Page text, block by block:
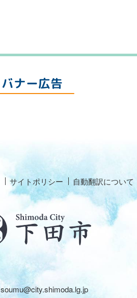
バナー広告
サイトポリシー 自動翻訳について
soumu@city.shimoda.lg.jp